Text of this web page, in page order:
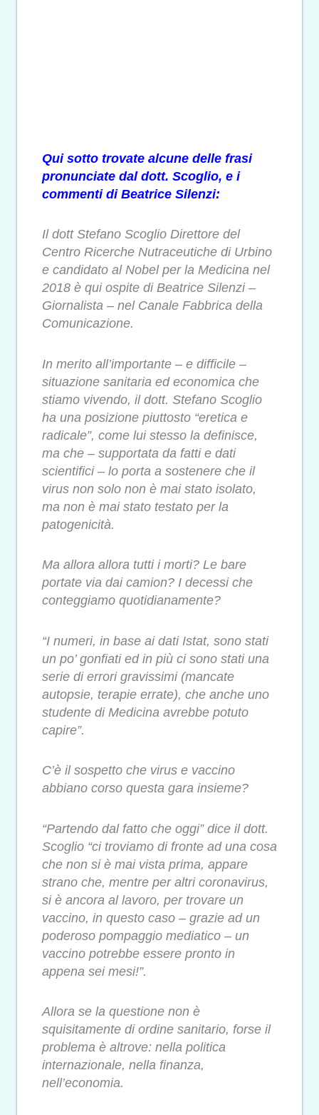
Qui sotto trovate alcune delle frasi
pronunciate dal dott. Scoglio, e i
commenti di Beatrice Silenzi:
Il dott Stefano Scoglio Direttore del
Centro Ricerche Nutraceutiche di Urbino
e candidato al Nobel per la Medicina nel
2018 è qui ospite di Beatrice Silenzi –
Giornalista – nel Canale Fabbrica della
Comunicazione.
In merito all’importante – e difficile –
situazione sanitaria ed economica che
stiamo vivendo, il dott. Stefano Scoglio
ha una posizione piuttosto “eretica e
radicale”, come lui stesso la definisce,
ma che – supportata da fatti e dati
scientifici – lo porta a sostenere che il
virus non solo non è mai stato isolato,
ma non è mai stato testato per la
patogenicità.
Ma allora allora tutti i morti? Le bare
portate via dai camion? I decessi che
conteggiamo quotidianamente?
“I numeri, in base ai dati Istat, sono stati
un po’ gonfiati ed in più ci sono stati una
serie di errori gravissimi (mancate
autopsie, terapie errate), che anche uno
studente di Medicina avrebbe potuto
capire”.
C’è il sospetto che virus e vaccino
abbiano corso questa gara insieme?
“Partendo dal fatto che oggi” dice il dott.
Scoglio “ci troviamo di fronte ad una cosa
che non si è mai vista prima, appare
strano che, mentre per altri coronavirus,
si è ancora al lavoro, per trovare un
vaccino, in questo caso – grazie ad un
poderoso pompaggio mediatico – un
vaccino potrebbe essere pronto in
appena sei mesi!”.
Allora se la questione non è
squisitamente di ordine sanitario, forse il
problema è altrove: nella politica
internazionale, nella finanza,
nell’economia.